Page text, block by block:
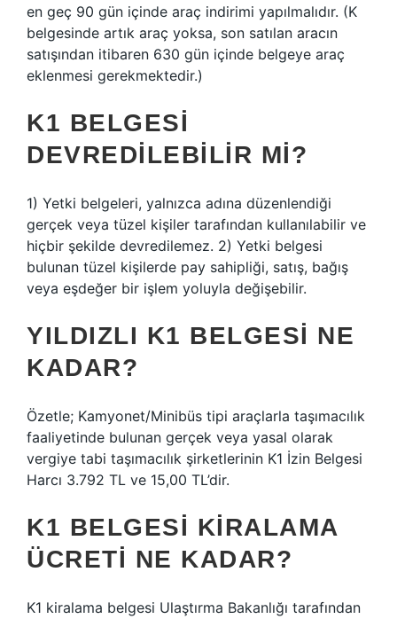
en geç 90 gün içinde araç indirimi yapılmalıdır. (K
belgesinde artık araç yoksa, son satılan aracın
satışından itibaren 630 gün içinde belgeye araç
eklenmesi gerekmektedir.)
K1 BELGESI
DEVREDILEBILIR MI?
1) Yetki belgeleri, yalnızca adına düzenlendiği
gerçek veya tüzel kişiler tarafından kullanılabilir ve
hiçbir şekilde devredilemez. 2) Yetki belgesi
bulunan tüzel kişilerde pay sahipliği, satış, bağış
veya eşdeğer bir işlem yoluyla değişebilir.
YILDIZLI K1 BELGESI NE
KADAR?
Özetle; Kamyonet/Minibüs tipi araçlarla taşımacılık
faaliyetinde bulunan gerçek veya yasal olarak
vergiye tabi taşımacılık şirketlerinin K1 İzin Belgesi
Harcı 3.792 TL ve 15,00 TL’dir.
K1 BELGESI KIRALAMA
ÜCRETI NE KADAR?
K1 kiralama belgesi Ulaştırma Bakanlığı tarafından